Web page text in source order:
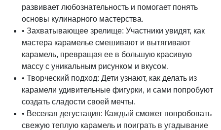
развивает любознательность и помогает понять
основы кулинарного мастерства.
• Захватывающее зрелище: Участники увидят, как
мастера карамелье смешивают и вытягивают
карамель, превращая ее в большую красивую
массу с уникальным рисунком и вкусом.
• Творческий подход: Дети узнают, как делать из
карамели удивительные фигурки, и сами попробуют
создать сладости своей мечты.
• Веселая дегустация: Каждый сможет попробовать
свежую теплую карамель и поиграть в угадывание